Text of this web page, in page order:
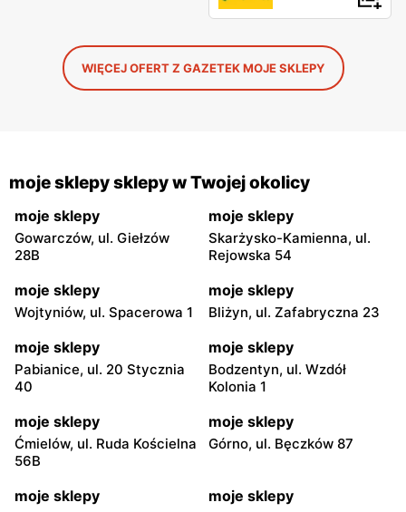
WIĘCEJ OFERT Z GAZETEK MOJE SKLEPY
moje sklepy sklepy w Twojej okolicy
moje sklepy
Gowarczów, ul. Giełzów
28B
moje sklepy
Skarżysko-Kamienna, ul.
Rejowska 54
moje sklepy
Wojtyniów, ul. Spacerowa 1
moje sklepy
Bliżyn, ul. Zafabryczna 23
moje sklepy
Pabianice, ul. 20 Stycznia
40
moje sklepy
Bodzentyn, ul. Wzdół
Kolonia 1
moje sklepy
Ćmielów, ul. Ruda Kościelna
56B
moje sklepy
Górno, ul. Bęczków 87
moje sklepy moje sklepy